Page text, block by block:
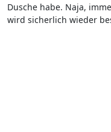
Dusche habe. Naja,
wird sicherlich wieder